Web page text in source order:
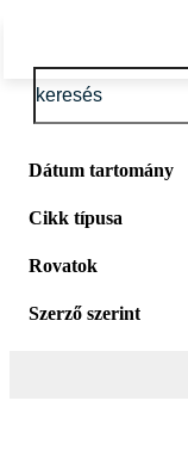
Dátum tartomány
Cikk típusa
Rovatok
Szerző szerint